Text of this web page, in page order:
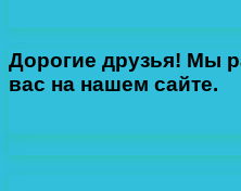
Дорогие друзья! Мы
вас на нашем сайте.